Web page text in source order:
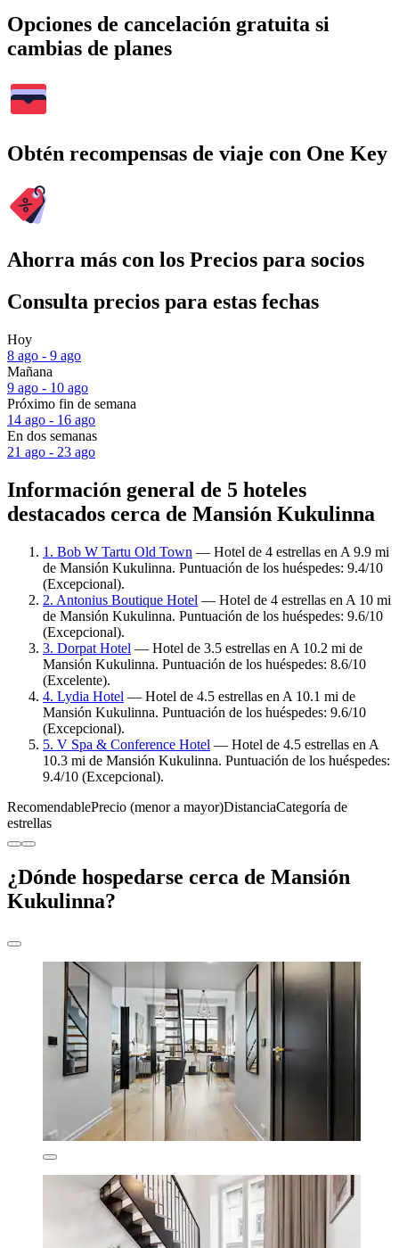
Opciones de cancelación gratuita si
cambias de planes
Obtén recompensas de viaje con One Key
Ahorra más con los Precios para socios
Consulta precios para estas fechas
Hoy
8 ago - 9 ago
Mañana
9 ago - 10 ago
Próximo fin de semana
14 ago - 16 ago
En dos semanas
21 ago - 23 ago
Información general de 5 hoteles
destacados cerca de Mansión Kukulinna
1. Bob W Tartu Old Town — Hotel de 4 estrellas en A 9.9 mi
de Mansión Kukulinna. Puntuación de los huéspedes: 9.4/10
(Excepcional).
2. Antonius Boutique Hotel — Hotel de 4 estrellas en A 10 mi
de Mansión Kukulinna. Puntuación de los huéspedes: 9.6/10
(Excepcional).
3. Dorpat Hotel — Hotel de 3.5 estrellas en A 10.2 mi de
Mansión Kukulinna. Puntuación de los huéspedes: 8.6/10
(Excelente).
4. Lydia Hotel — Hotel de 4.5 estrellas en A 10.1 mi de
Mansión Kukulinna. Puntuación de los huéspedes: 9.6/10
(Excepcional).
5. V Spa & Conference Hotel — Hotel de 4.5 estrellas en A
10.3 mi de Mansión Kukulinna. Puntuación de los huéspedes:
9.4/10 (Excepcional).
RecomendablePrecio (menor a mayor)DistanciaCategoría de
estrellas
¿Dónde hospedarse cerca de Mansión
Kukulinna?